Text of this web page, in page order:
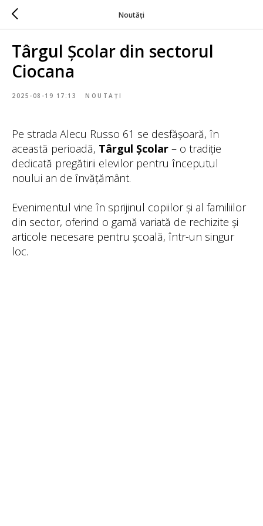
Noutăți
Târgul Școlar din sectorul
Ciocana
2025-08-19 17:13 NOUTAȚI
Pe strada Alecu Russo 61 se desfășoară, în
această perioadă, Târgul Școlar – o tradiție
dedicată pregătirii elevilor pentru începutul
noului an de învățământ.
Evenimentul vine în sprijinul copiilor și al familiilor
din sector, oferind o gamă variată de rechizite și
articole necesare pentru școală, într-un singur
loc.